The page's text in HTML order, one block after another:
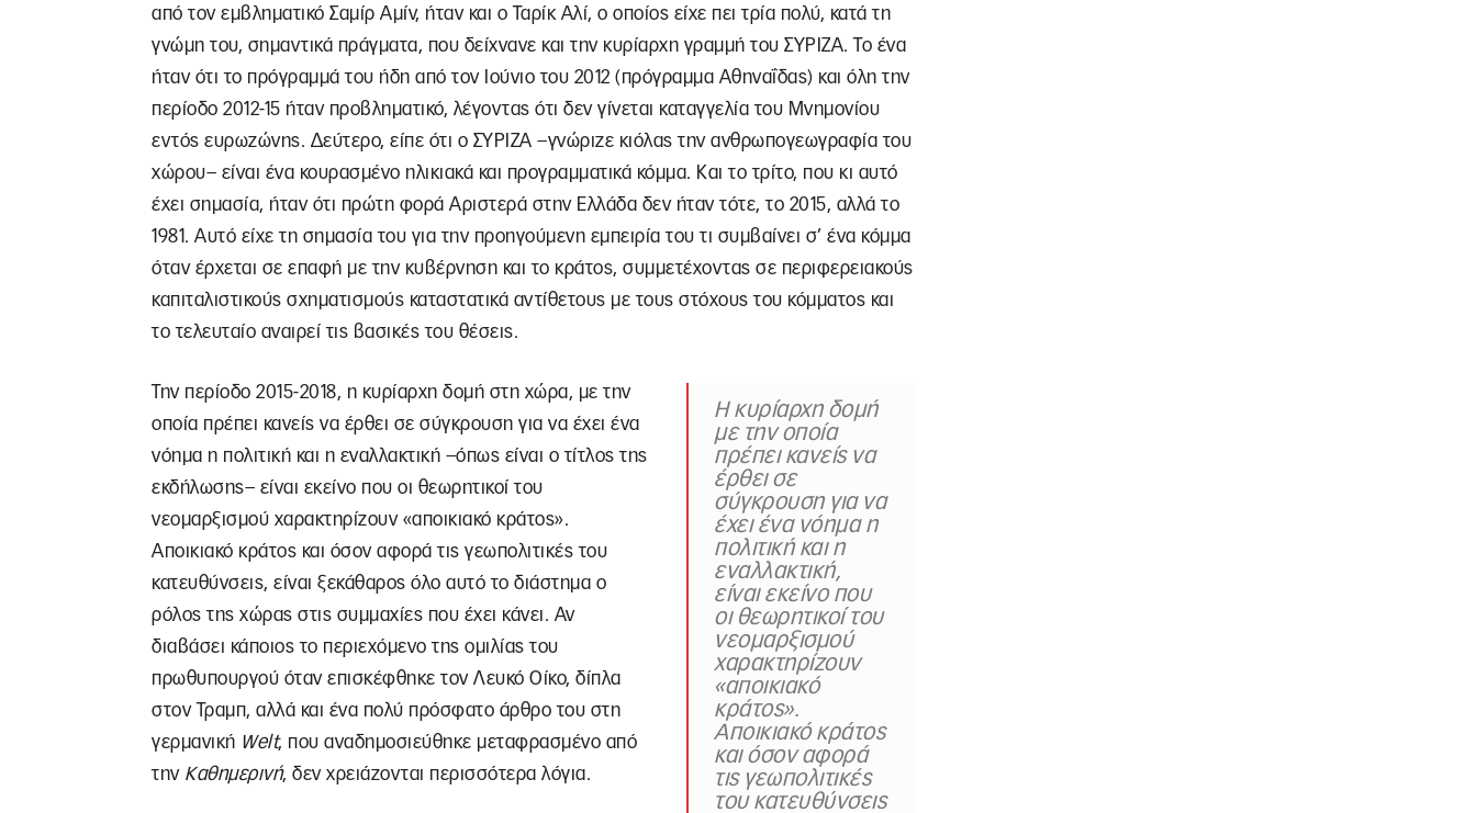
από τον εμβληματικό Σαμίρ Αμίν, ήταν και ο Ταρίκ Αλί, ο οποίος είχε πει τρία πολύ, κατά τη
γνώμη του, σημαντικά πράγματα, που δείχνανε και την κυρίαρχη γραμμή του ΣΥΡΙΖΑ. Το ένα
ήταν ότι το πρόγραμμά του ήδη από τον Ιούνιο του 2012 (πρόγραμμα Αθηναΐδας) και όλη την
περίοδο 2012-15 ήταν προβληματικό, λέγοντας ότι δεν γίνεται καταγγελία του Μνημονίου
εντός ευρωζώνης. Δεύτερο, είπε ότι ο ΣΥΡΙΖΑ –γνώριζε κιόλας την ανθρωπογεωγραφία του
χώρου– είναι ένα κουρασμένο ηλικιακά και προγραμματικά κόμμα. Και το τρίτο, που κι αυτό
έχει σημασία, ήταν ότι πρώτη φορά Αριστερά στην Ελλάδα δεν ήταν τότε, το 2015, αλλά το
1981. Αυτό είχε τη σημασία του για την προηγούμενη εμπειρία του τι συμβαίνει σ’ ένα κόμμα
όταν έρχεται σε επαφή με την κυβέρνηση και το κράτος, συμμετέχοντας σε περιφερειακούς
καπιταλιστικούς σχηματισμούς καταστατικά αντίθετους με τους στόχους του κόμματος και
το τελευταίο αναιρεί τις βασικές του θέσεις.
Η κυρίαρχη δομή
με την οποία
πρέπει κανείς να
έρθει σε
σύγκρουση για να
έχει ένα νόημα η
πολιτική και η
εναλλακτική,
είναι εκείνο που
οι θεωρητικοί του
νεομαρξισμού
χαρακτηρίζουν
«αποικιακό
κράτος».
Αποικιακό κράτος
και όσον αφορά
τις γεωπολιτικές
του κατευθύνσεις
Την περίοδο 2015-2018, η κυρίαρχη δομή στη χώρα, με την
οποία πρέπει κανείς να έρθει σε σύγκρουση για να έχει ένα
νόημα η πολιτική και η εναλλακτική –όπως είναι ο τίτλος της
εκδήλωσης– είναι εκείνο που οι θεωρητικοί του
νεομαρξισμού χαρακτηρίζουν «αποικιακό κράτος».
Αποικιακό κράτος και όσον αφορά τις γεωπολιτικές του
κατευθύνσεις, είναι ξεκάθαρος όλο αυτό το διάστημα ο
ρόλος της χώρας στις συμμαχίες που έχει κάνει. Αν
διαβάσει κάποιος το περιεχόμενο της ομιλίας του
πρωθυπουργού όταν επισκέφθηκε τον Λευκό Οίκο, δίπλα
στον Τραμπ, αλλά και ένα πολύ πρόσφατο άρθρο του στη
γερμανική Welt, που αναδημοσιεύθηκε μεταφρασμένο από
την Καθημερινή, δεν χρειάζονται περισσότερα λόγια.